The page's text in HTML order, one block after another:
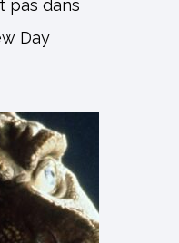
pas dans
Day